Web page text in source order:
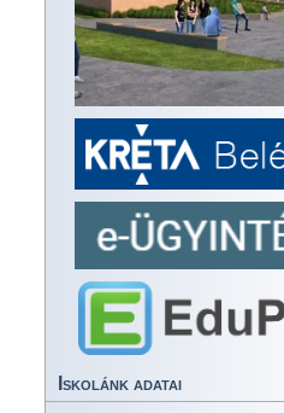
Iskolánk adatai